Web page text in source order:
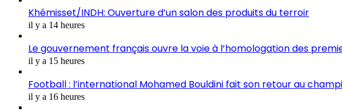
Khémisset/INDH: Ouverture d’un salon des produits du terroir
il y a 14 heures
Le gouvernement français ouvre la voie à l’homologation des
il y a 15 heures
Football : l’international Mohamed Bouldini fait son retour au
il y a 16 heures